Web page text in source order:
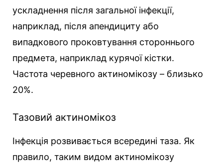
ускладнення після загальної інфекції,
наприклад, після апендициту або
випадкового проковтування стороннього
предмета, наприклад курячої кістки.
Частота черевного актиномікозу – близько
20%.
Тазовий актиномікоз
Інфекція розвивається всередині таза. Як
правило, таким видом актиномікозу